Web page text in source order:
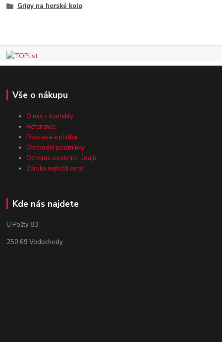
Gripy na horské kolo
Vše o nákupu
O nás - kontakty
Reference
Doprava a platba
Obchodní podmínky
Ochrana osobních údajů
Záruka nejnižší ceny
Kde nás najdete
U Pošty 83
250 69 Vodochody